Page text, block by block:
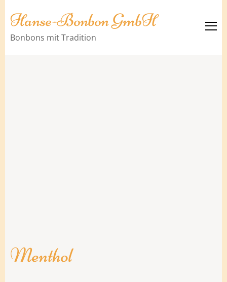
Hanse-Bonbon GmbH
Bonbons mit Tradition
Menthol